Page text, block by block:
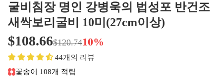
굴비침장 명인 강병욱의 법성포 반건조
새싹보리굴비 10미(27cm이상)
$108.66$120.7410%
44개의 리뷰
꽃송이 108개 적립